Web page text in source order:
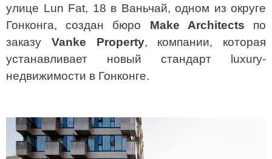
улице Lun Fat, 18 в Ваньчай, одном из округе
Гонконга, создан бюро Make Architects
по
заказу Vanke Property, компании, которая
устанавливает новый стандарт
luxury-
недвижимости в Гонконге.